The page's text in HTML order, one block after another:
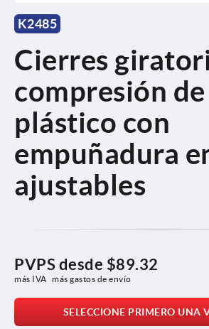
K2485
Cierres
compresión de
plástico con
empuñadura
ajustables
PVPS desde $89.32
más IVA más gastos de envío
SELECCIONE PRIMERO UNA